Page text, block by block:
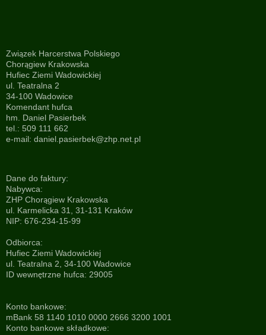
Związek Harcerstwa Polskiego
Chorągiew Krakowska
Hufiec Ziemi Wadowickiej
ul. Teatralna 2
34-100 Wadowice
Komendant hufca
hm. Daniel Pasierbek
tel.: 509 111 662
e-mail: daniel.pasierbek@zhp.net.pl
Dane do faktury:
Nabywca:
ZHP Chorągiew Krakowska
ul. Karmelicka 31, 31-131 Kraków
NIP: 676-234-15-99
Odbiorca:
Hufiec Ziemi Wadowickiej
ul. Teatralna 2, 34-100 Wadowice
ID wewnętrzne hufca: 29005
Konto bankowe:
mBank 58 1140 1010 0000 2666 3200 1001
Konto bankowe składkowe: